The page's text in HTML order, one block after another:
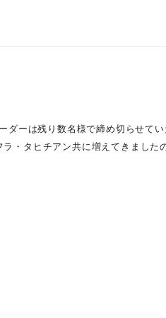
ーは残り数名様で締め切らせてい
・タヒチアン共に増えてきました